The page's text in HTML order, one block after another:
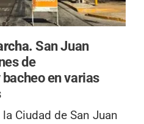
San Juan
de
en varias
Ciudad de San Juan